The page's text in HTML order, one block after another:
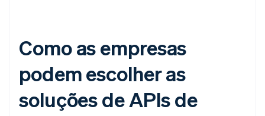
Como as empresas
podem escolher as
soluções de APIs de